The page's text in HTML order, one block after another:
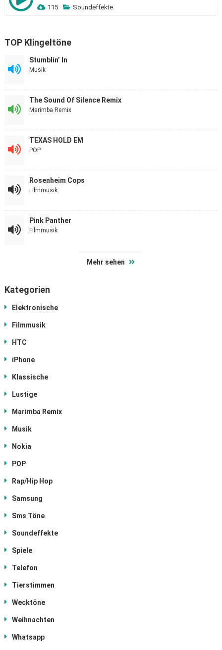
115 Soundeffekte
TOP Klingeltöne
Stumblin’ In
Musik
The Sound Of Silence Remix
Marimba Remix
TEXAS HOLD EM
POP
Rosenheim Cops
Filmmusik
Pink Panther
Filmmusik
Mehr sehen
Kategorien
Elektronische
Filmmusik
HTC
iPhone
Klassische
Lustige
Marimba Remix
Musik
Nokia
POP
Rap/Hip Hop
Samsung
Sms Töne
Soundeffekte
Spiele
Telefon
Tierstimmen
Wecktöne
Weihnachten
Whatsapp